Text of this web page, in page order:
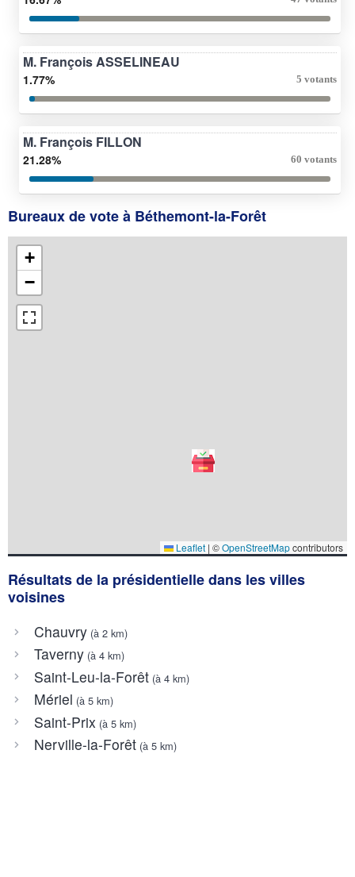
M. François ASSELINEAU
1.77% 5 votants
M. François FILLON
21.28% 60 votants
Bureaux de vote à Béthemont-la-Forêt
+
−
Leaflet | ©OpenStreetMapcontributors
Résultats de la présidentielle dans les villes
voisines
Chauvry(à 2 km)
Taverny(à 4 km)
Saint-Leu-la-Forêt(à 4 km)
Mériel (à 5 km)
Saint-Prix (à 5 km)
Nerville-la-Forêt(à 5 km)